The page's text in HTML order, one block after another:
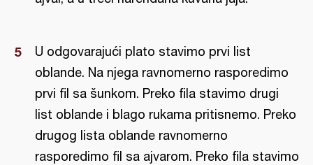
U odgovarajući plato stavimo prvi list
oblande. Na njega ravnomerno rasporedimo
prvi fil sa šunkom. Preko fila stavimo drugi
list oblande i blago rukama pritisnemo. Preko
drugog lista oblande ravnomerno
rasporedimo fil sa ajvarom. Preko fila stavimo